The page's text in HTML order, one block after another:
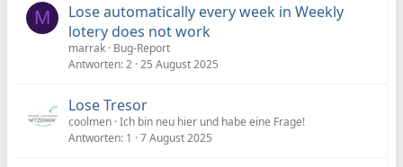
M
Lose automatically every week in Weekly
lotery does not work
marrak Bug-Report
Antworten 2 25 August 2025
Lose Tresor
coolmen Ich bin neu hier und habe eine Frage!
Antworten 1 7 August 2025